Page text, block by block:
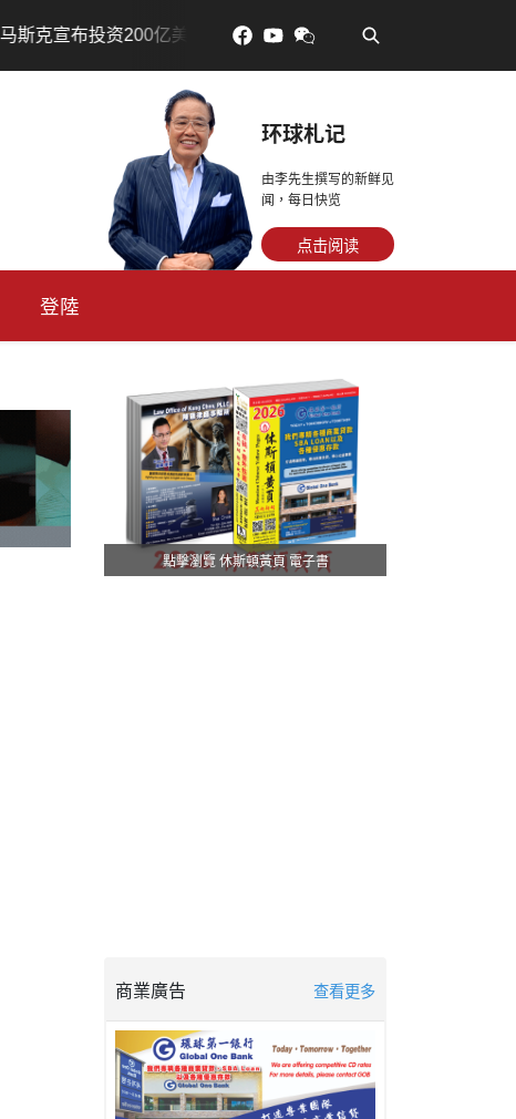
200亿美元建设AI芯片制造基地 • 吃對了更年輕：花青素
环球札记
由李先生撰写的新鲜见
闻，每日快览
点击阅读
登陸
點擊瀏覽 休斯頓黃頁 電子書
商業廣告 查看更多